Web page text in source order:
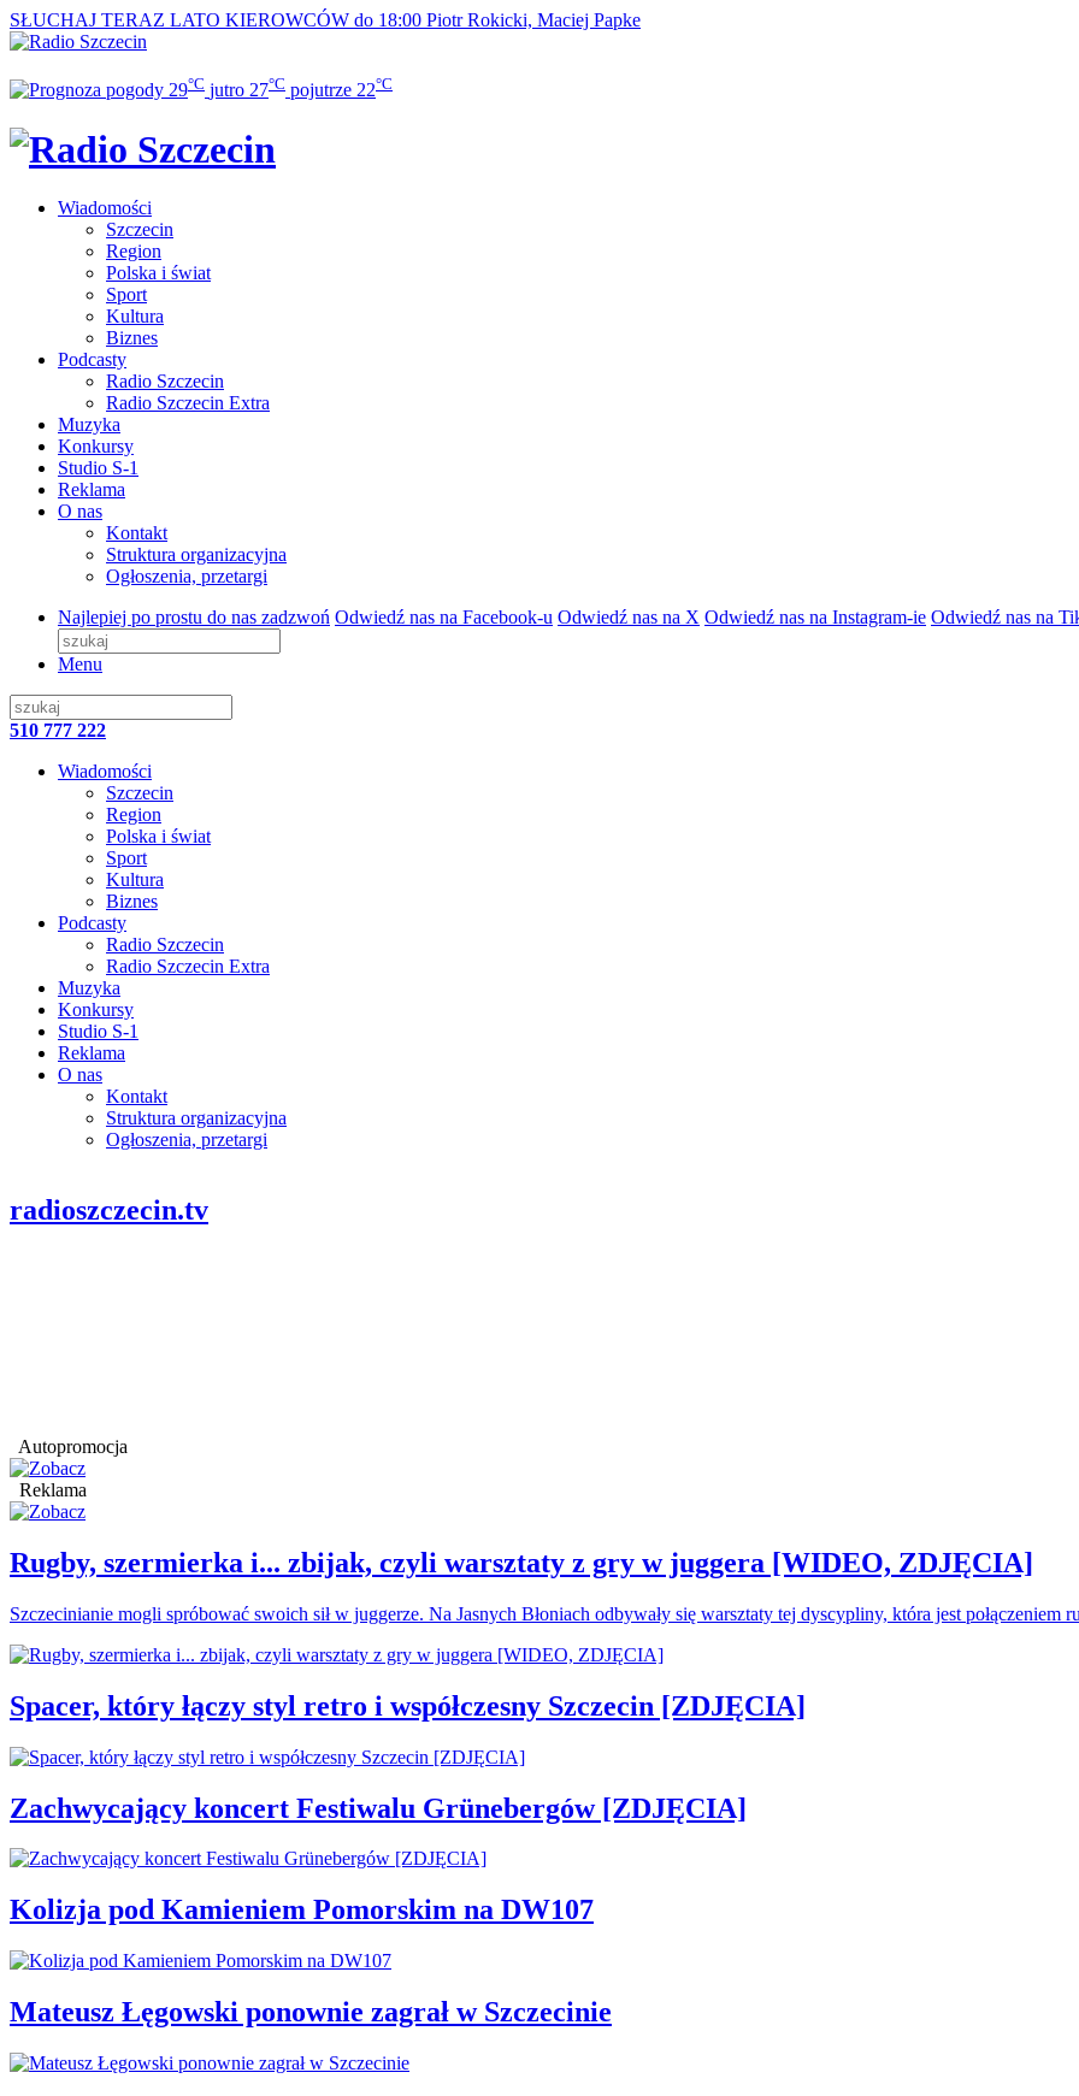
SŁUCHAJ TERAZ LATO KIEROWCÓW do 18:00 Piotr Rokicki, Maciej Papke
29°C jutro 27°C pojutrze 22°C
Wiadomości
Szczecin
Region
Polska i świat
Sport
Kultura
Biznes
Podcasty
Radio Szczecin
Radio Szczecin Extra
Muzyka
Konkursy
Studio S-1
Reklama
O nas
Kontakt
Struktura organizacyjna
Ogłoszenia, przetargi
Najlepiej po prostu do nas zadzwoń Odwiedź nas na Facebook-u Odwiedź nas na X Odwiedź nas na Instagram-ie Odwiedź nas na
Menu
510 777 222
Wiadomości
Szczecin
Region
Polska i świat
Sport
Kultura
Biznes
Podcasty
Radio Szczecin
Radio Szczecin Extra
Muzyka
Konkursy
Studio S-1
Reklama
O nas
Kontakt
Struktura organizacyjna
Ogłoszenia, przetargi
radioszczecin.tv
Autopromocja
Reklama
Rugby, szermierka i... zbijak, czyli warsztaty z gry w juggera [WIDEO, ZDJĘCIA]
Szczecinianie mogli spróbować swoich sił w juggerze. Na Jasnych Błoniach odbywały się warsztaty tej dyscypliny, która jest połączeniem
Spacer, który łączy styl retro i współczesny Szczecin [ZDJĘCIA]
Zachwycający koncert Festiwalu Grünebergów [ZDJĘCIA]
Kolizja pod Kamieniem Pomorskim na DW107
Mateusz Łęgowski ponownie zagrał w Szczecinie